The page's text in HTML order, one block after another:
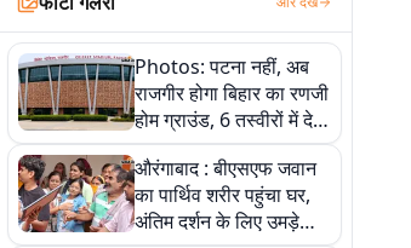
Photos: पटना नहीं, अब
राजगीर होगा बिहार का रणजी
होम ग्राउंड, 6 तस्वीरों में देखें
नए स्टेडियम की पूरी कहानी
औरंगाबाद : बीएसएफ जवान
का पार्थिव शरीर पहुंचा घर,
अंतिम दर्शन के लिए उमड़े